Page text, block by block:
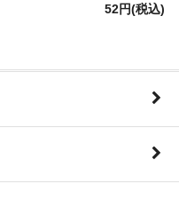
52円(税込)